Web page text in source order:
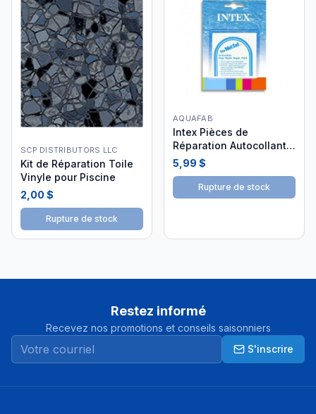
SCP DISTRIBUTORS LLC
Kit de Réparation Toile
Vinyle pour Piscine
2,00 $
Rupture de stock
AQUAFAB
Intex Pièces de
Réparation Autocollante
Paquet de 5
5,99 $
Rupture de stock
Restez informé
Recevez nos promotions et conseils saisonniers
S'inscrire